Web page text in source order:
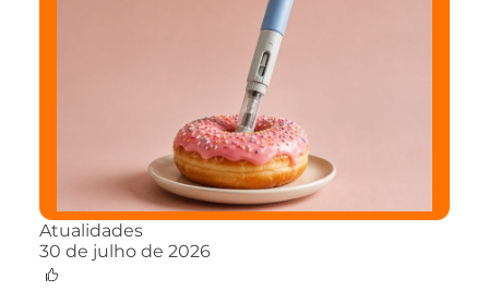
Atualidades
30 de julho de 2026